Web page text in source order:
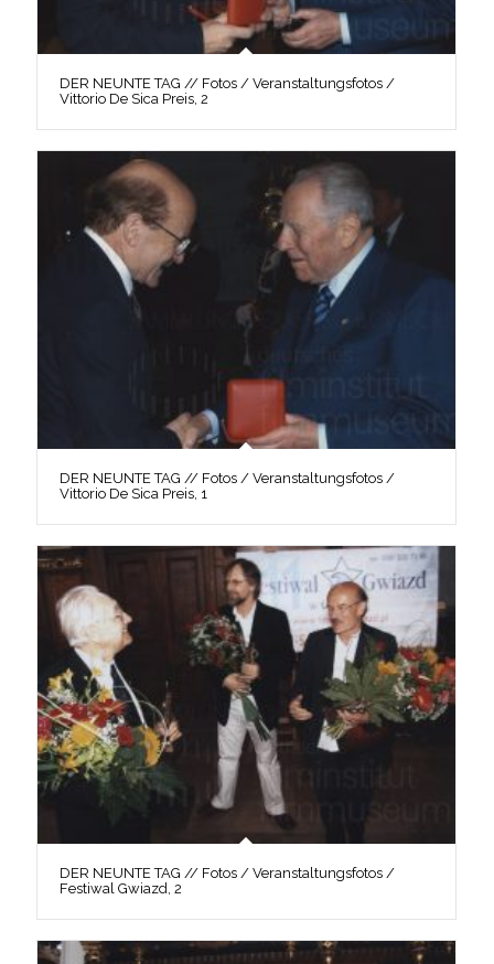
DER NEUNTE TAG // Fotos / Veranstaltungsfotos /
Vittorio De Sica Preis, 2
DER NEUNTE TAG // Fotos / Veranstaltungsfotos /
Vittorio De Sica Preis, 1
DER NEUNTE TAG // Fotos / Veranstaltungsfotos /
Festiwal Gwiazd, 2